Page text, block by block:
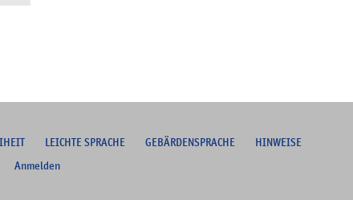
LEICHTE SPRACHE GEBÄRDENSPRACHE
HINWEISE
Anmelden